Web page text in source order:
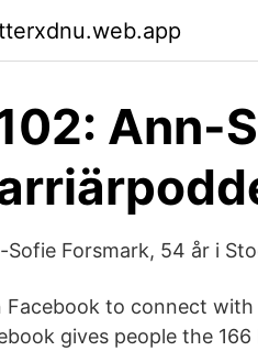
Ann-
Sofie Forsmark, 54 år i
Facebook to connect
gives people the